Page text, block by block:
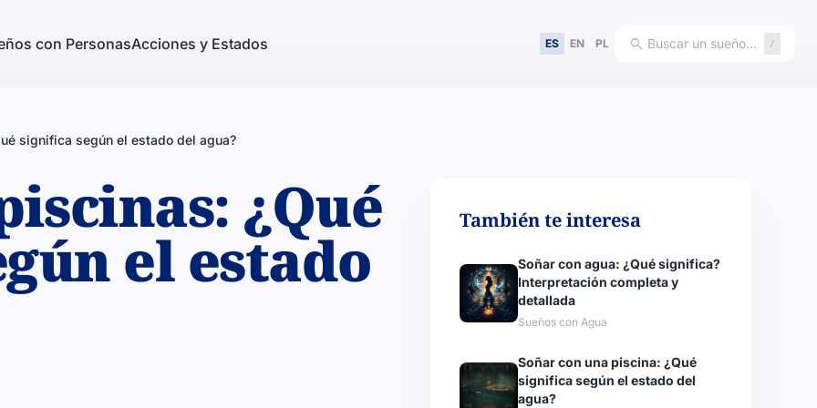
con PersonasAcciones y Estados ES EN PL search Buscar un sueño… /
significa según el estado del agua?
¿Qué
el estado
También te interesa
Soñar con agua: ¿Qué significa?
Interpretación completa y
detallada
Sueños con Agua
Soñar con una piscina: ¿Qué
significa según el estado del
agua?